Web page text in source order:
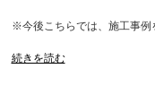
※今後こちらでは、施工事例
続きを読む